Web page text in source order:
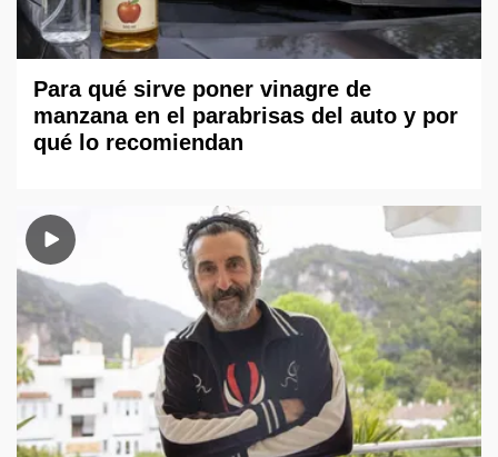
Para qué sirve poner vinagre de
manzana en el parabrisas del auto y por
qué lo recomiendan